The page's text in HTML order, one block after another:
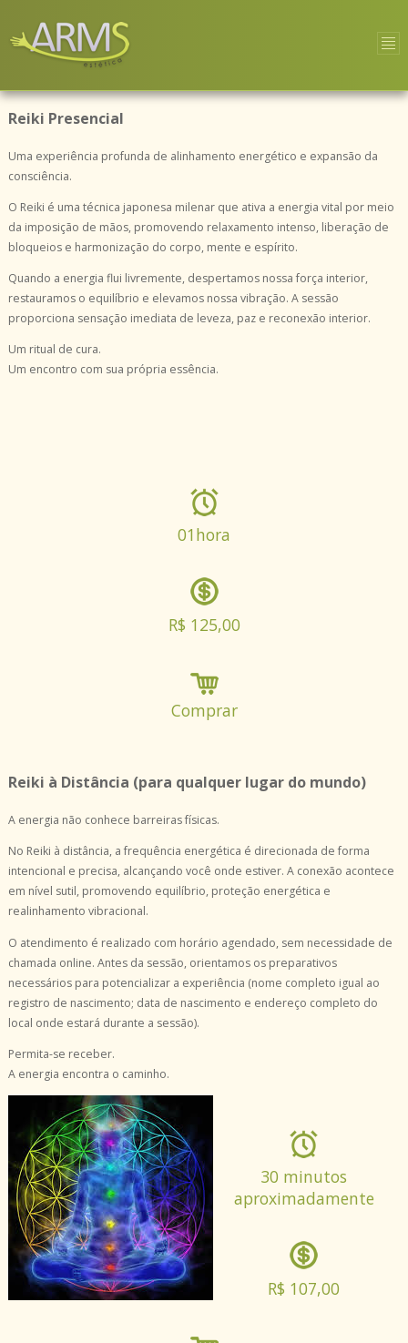
Reiki Presencial
Uma experiência profunda de alinhamento energético e expansão da
consciência.
O Reiki é uma técnica japonesa milenar que ativa a energia vital por meio
da imposição de mãos, promovendo relaxamento intenso, liberação de
bloqueios e harmonização do corpo, mente e espírito.
Quando a energia flui livremente, despertamos nossa força interior,
restauramos o equilíbrio e elevamos nossa vibração. A sessão
proporciona sensação imediata de leveza, paz e reconexão interior.
Um ritual de cura.
Um encontro com sua própria essência.
01hora
R$ 125,00
Comprar
Reiki à Distância (para qualquer lugar do mundo)
A energia não conhece barreiras físicas.
No Reiki à distância, a frequência energética é direcionada de forma
intencional e precisa, alcançando você onde estiver. A conexão acontece
em nível sutil, promovendo equilíbrio, proteção energética e
realinhamento vibracional.
O atendimento é realizado com horário agendado, sem necessidade de
chamada online. Antes da sessão, orientamos os preparativos
necessários para potencializar a experiência (nome completo igual ao
registro de nascimento; data de nascimento e endereço completo do
local onde estará durante a sessão).
Permita-se receber.
A energia encontra o caminho.
30 minutos
aproximadamente
R$ 107,00